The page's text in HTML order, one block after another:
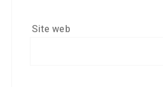
Site web